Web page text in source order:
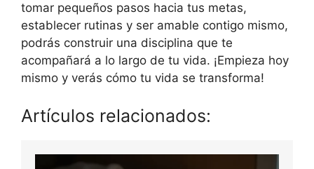
tomar pequeños pasos hacia tus metas,
establecer rutinas y ser amable contigo mismo,
podrás construir una disciplina que te
acompañará a lo largo de tu vida. ¡Empieza hoy
mismo y verás cómo tu vida se transforma!
Artículos relacionados: